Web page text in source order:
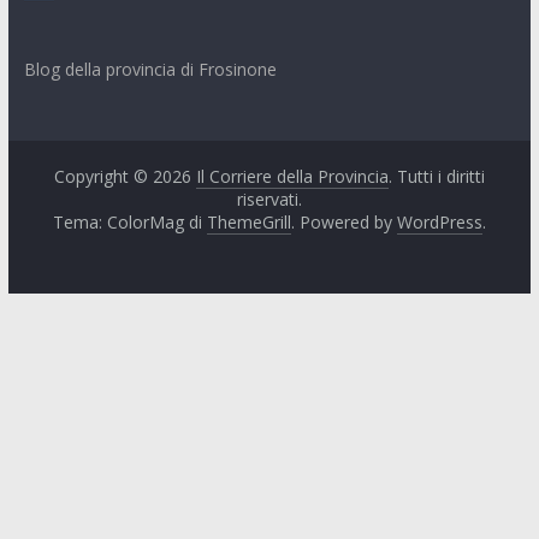
Blog della provincia di Frosinone
Copyright © 2026 Il Corriere della Provincia. Tutti i diritti
riservati.
Tema: ColorMag di ThemeGrill. Powered by WordPress.